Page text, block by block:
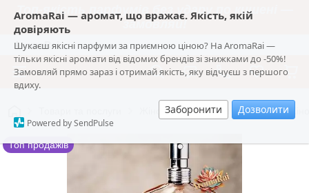
AromaRai — аромат, що вражає. Якість, якій
довіряють
Шукаєш якісні парфуми за приємною ціною? На AromaRai —
тільки якісні аромати від відомих брендів зі знижками до -50%!
Замовляй прямо зараз і отримай якість, яку відчуєш з першого
вдиху.
Заборонити Дозволити
Powered by SendPulse
Топ-якість парфумів без удару по кишені —
замовляй!
AromaRai
Жіноча парфумерія 👗 Стійкі
Топ продажів